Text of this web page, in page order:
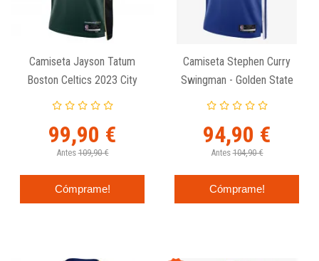
Camiseta Jayson Tatum
Boston Celtics 2023 City
Edition Nike Swingman
99,90 €
Antes 109,90 €
Cómprame!
Camiseta Stephen Curry
Swingman - Golden State
Warriors - Nike Icon Edition
94,90 €
Antes 104,90 €
Cómprame!